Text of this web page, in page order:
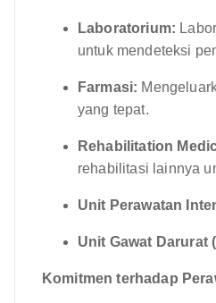
Laboratorium:
untuk mendeteksi
Farmasi:
yang tepat.
Rehabilitation
rehabilitasi lainnya
Unit Perawatan
Unit Gawat Darurat
Komitmen terhadap